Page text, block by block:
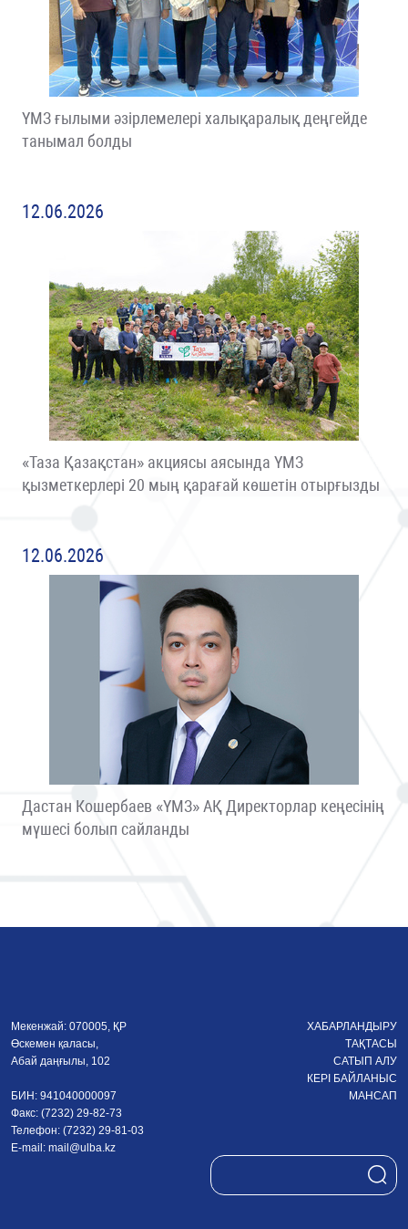
ҮМЗ ғылыми әзірлемелері халықаралық деңгейде
танымал болды
12.06.2026
«Таза Қазақстан» акциясы аясында ҮМЗ
қызметкерлері 20 мың қарағай көшетін отырғызды
12.06.2026
Дастан Кошербаев «ҮМЗ» АҚ Директорлар кеңесінің
мүшесі болып сайланды
Мекенжай: 070005, ҚР
Өскемен қаласы,
Абай даңғылы, 102
БИН: 941040000097
Факс: (7232) 29-82-73
Телефон: (7232) 29-81-03
E-mail: mail@ulba.kz
ХАБАРЛАНДЫРУ
ТАҚТАСЫ
САТЫП АЛУ
КЕРІ БАЙЛАНЫС
МАНСАП